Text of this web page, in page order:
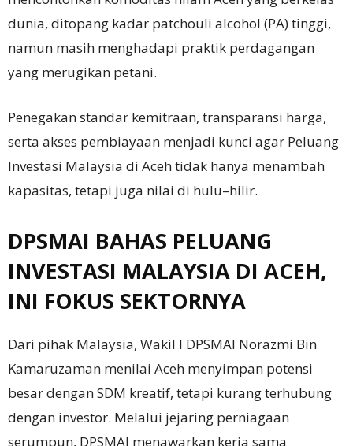
dunia, ditopang kadar patchouli alcohol (PA) tinggi,
namun masih menghadapi praktik perdagangan
yang merugikan petani.
Penegakan standar kemitraan, transparansi harga,
serta akses pembiayaan menjadi kunci agar Peluang
Investasi Malaysia di Aceh tidak hanya menambah
kapasitas, tetapi juga nilai di hulu–hilir.
DPSMAI BAHAS PELUANG
INVESTASI MALAYSIA DI ACEH,
INI FOKUS SEKTORNYA
Dari pihak Malaysia, Wakil I DPSMAI Norazmi Bin
Kamaruzaman menilai Aceh menyimpan potensi
besar dengan SDM kreatif, tetapi kurang terhubung
dengan investor. Melalui jejaring perniagaan
serumpun, DPSMAI menawarkan kerja sama